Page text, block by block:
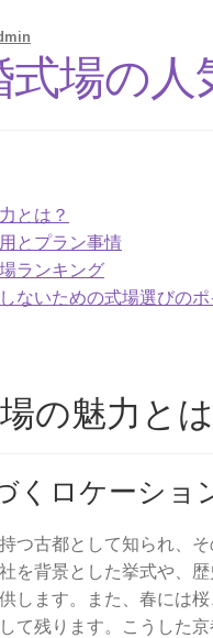
場の
とは？
とプラン事情
ランキング
ないための式場選びのポ
の魅力と
くロケーショ
つ古都として知られ、
を背景とした挙式や、
します。また、春には
て残ります。こうした